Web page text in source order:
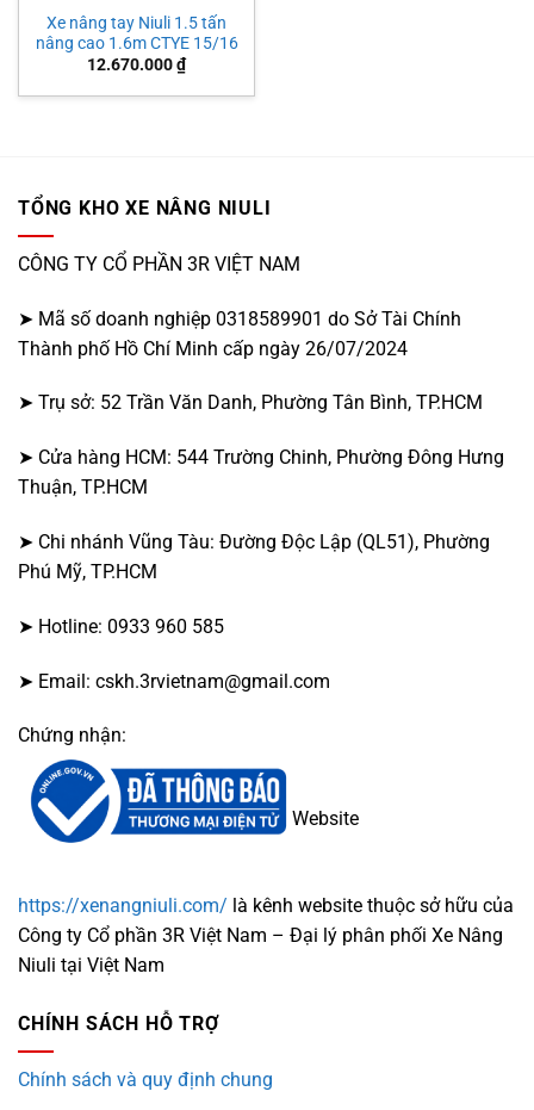
Xe nâng tay Niuli 1.5 tấn
nâng cao 1.6m CTYE 15/16
12.670.000₫
TỔNG KHO XE NÂNG NIULI
CÔNG TY CỔ PHẦN 3R VIỆT NAM
➤ Mã số doanh nghiệp 0318589901 do Sở Tài Chính
Thành phố Hồ Chí Minh cấp ngày 26/07/2024
➤ Trụ sở: 52 Trần Văn Danh, Phường Tân Bình, TP.HCM
➤ Cửa hàng HCM: 544 Trường Chinh, Phường Đông Hưng
Thuận, TP.HCM
➤ Chi nhánh Vũng Tàu: Đường Độc Lập (QL51), Phường
Phú Mỹ, TP.HCM
➤ Hotline: 0933 960 585
➤ Email: cskh.3rvietnam@gmail.com
Chứng nhận:
Website
https://xenangniuli.com/ là kênh website thuộc sở hữu của
Công ty Cổ phần 3R Việt Nam – Đại lý phân phối Xe Nâng
Niuli tại Việt Nam
CHÍNH SÁCH HỖ TRỢ
Chính sách và quy định chung